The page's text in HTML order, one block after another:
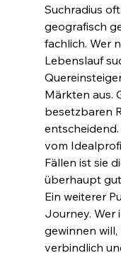
Suchradius
geografisch
fachlich. Wer
Lebenslauf
Märkten aus.
besetzbaren
vom
Fällen ist sie
überhaupt
Ein weiterer
Journey. Wer
gewinnen
verbindlich